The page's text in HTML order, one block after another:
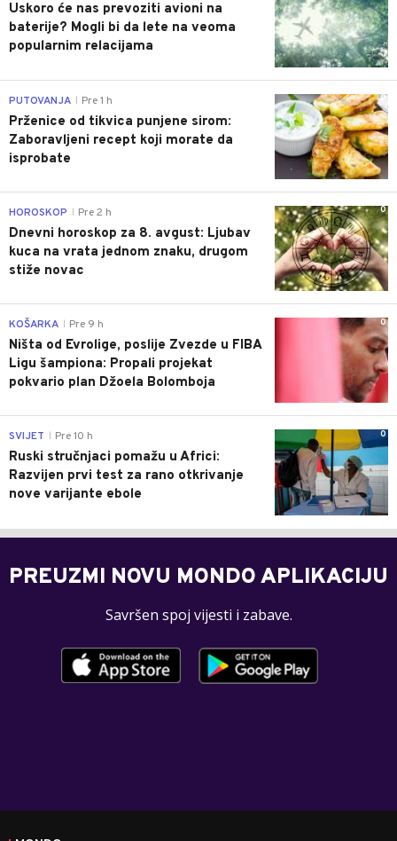
Uskoro će nas prevoziti avioni na
baterije? Mogli bi da lete na veoma
popularnim relacijama
0
PUTOVANJA Pre 1 h
Prženice od tikvica punjene sirom:
Zaboravljeni recept koji morate da
isprobate
0
HOROSKOP Pre 2 h
Dnevni horoskop za 8. avgust: Ljubav
kuca na vrata jednom znaku, drugom
stiže novac
0
KOŠARKA Pre 9 h
Ništa od Evrolige, poslije Zvezde u FIBA
Ligu šampiona: Propali projekat
pokvario plan Džoela Bolomboja
0
SVIJET Pre 10 h
Ruski stručnjaci pomažu u Africi:
Razvijen prvi test za rano otkrivanje
nove varijante ebole
PREUZMI NOVU MONDO APLIKACIJU
Savršen spoj vijesti i zabave.